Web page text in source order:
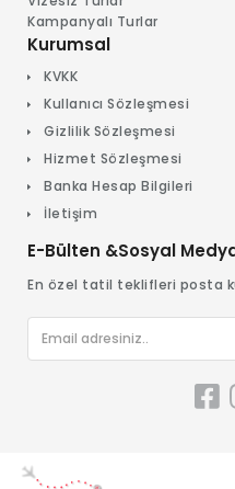
Kampanyalı Turlar
Kurumsal
KVKK
Kullanıcı Sözleşmesi
Gizlilik Sözleşmesi
Hizmet Sözleşmesi
Banka Hesap Bilgileri
İletişim
E-Bülten &Sosyal
En özel tatil teklifleri posta